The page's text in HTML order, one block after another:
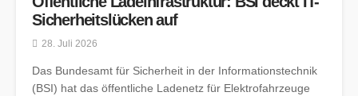
Sicherheitslücken auf
28. Juli 2026
Das Bundesamt für Sicherheit in der Informationstechnik
(BSI) hat das öffentliche Ladenetz für Elektrofahrzeuge